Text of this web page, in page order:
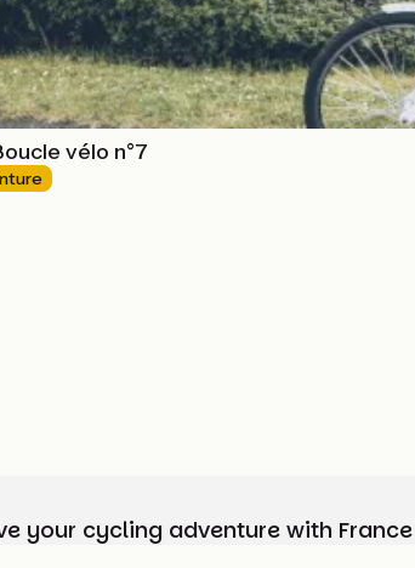
vélo n°7
your cycling adventure with